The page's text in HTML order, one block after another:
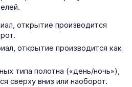
открытие производится
открытие производится как
типа полотна («день/ночь»),
сверху вниз или наоборот.